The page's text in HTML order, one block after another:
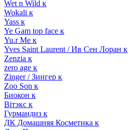
Wet n Wild к
Wokali к
Yass к
Ye Gam top face к
Yu.r Me к
Yves Saint Laurent / Ив Сен Лоран к
Zenzia к
zero age к
Zinger / Зингер к
Zoo Son к
Биокон к
Вiтэкс к
Гурмандиз к
ДК Домашняя Косметика к